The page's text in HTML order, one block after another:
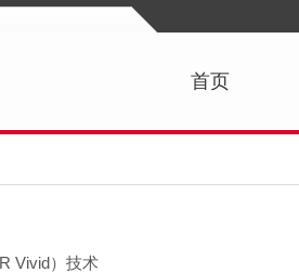
首页
Vivid）技术